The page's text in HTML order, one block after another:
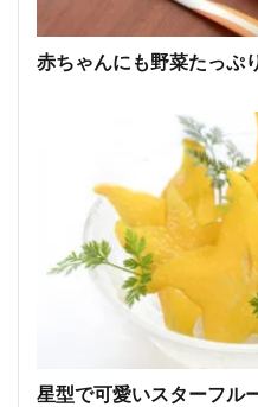
赤ちゃんにも野菜たっぷ
星型で可愛いスターフル